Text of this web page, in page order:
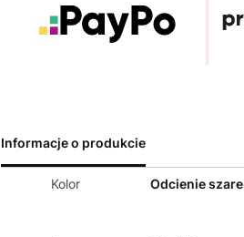
Informacje o produkcie
Kolor Odcienie szare